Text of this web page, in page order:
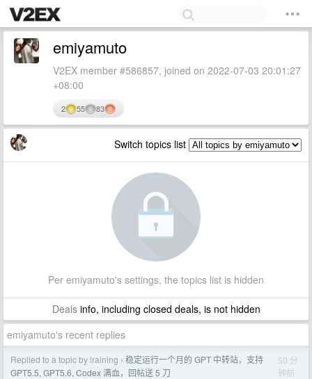
emiyamuto
V2EX member #586857, joined on 2022-07-03 20:01:27
+08:00
2 55 83
Switch topics list
Per emiyamuto's settings, the topics list is hidden
Dealsinfo, including closed deals, is not hidden
emiyamuto's recent replies
Replied to a topic by lraining › 稳定运行一个月的 GPT 中转站，支持
GPT5.5, GPT5.6, Codex 满血，回帖送 5 刀
50 分
钟前